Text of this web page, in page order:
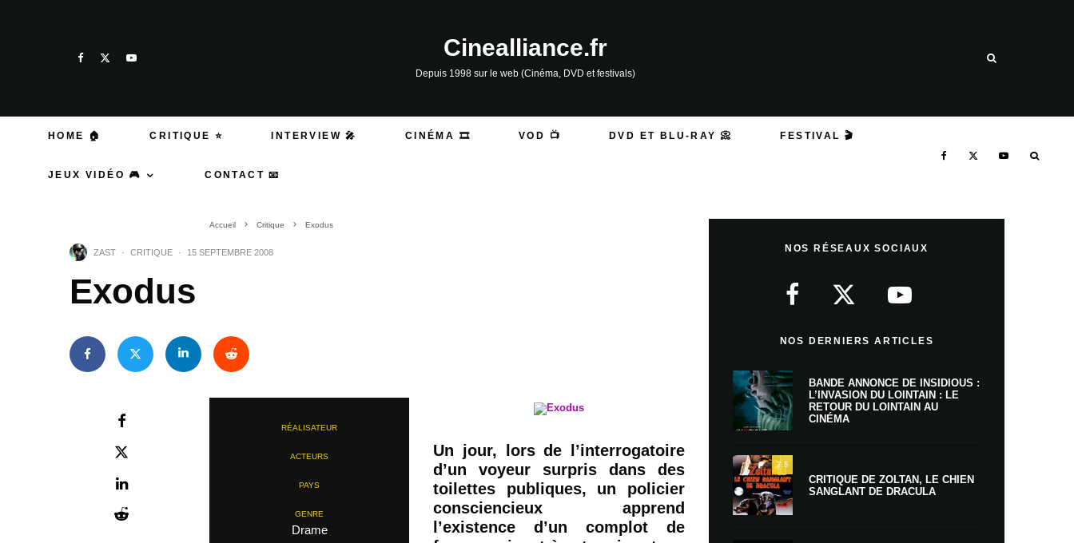
Cinealliance.fr
Depuis 1998 sur le web (Cinéma, DVD et festivals)
HOME 🏠 CRITIQUE ⭐ INTERVIEW 🎤 CINÉMA 🎞️ VOD 📺 DVD ET BLU-RAY 📀 FESTIVAL 🎬
JEUX VIDÉO 🎮 CONTACT 📧
Accueil Critique Exodus
ZAST · CRITIQUE · 15 SEPTEMBRE 2008
Exodus
RÉALISATEUR
ACTEURS
PAYS
GENRE
Drame
Un jour, lors de l’interrogatoire
d’un voyeur surpris dans des
toilettes publiques, un policier
consciencieux apprend
l’existence d’un complot de
NOS RÉSEAUX SOCIAUX
NOS DERNIERS ARTICLES
BANDE ANNONCE DE INSIDIOUS :
L’INVASION DU LOINTAIN : LE
RETOUR DU LOINTAIN AU
CINÉMA
7.5
CRITIQUE DE ZOLTAN, LE CHIEN
SANGLANT DE DRACULA